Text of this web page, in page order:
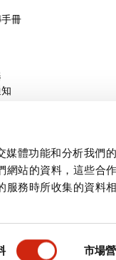
體功能和分析我們
站的資料，這些合
務時所收集的資料相
市場
主要特點 規格
冊